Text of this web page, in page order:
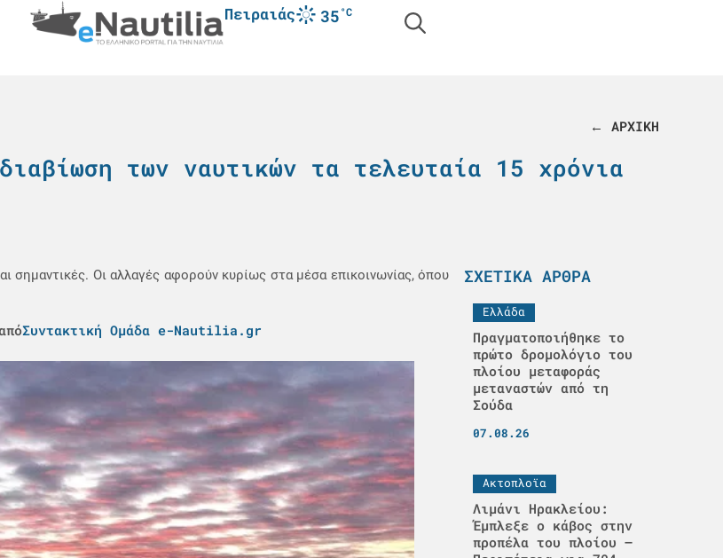
Πειραιάς 35°C
← ΑΡΧΙΚΗ
των ναυτικών τα τελευταία 15 χρόνια
σημαντικές. Οι αλλαγές αφορούν κυρίως στα μέσα επικοινωνίας, όπου
Συντακτική Ομάδα e-Nautilia.gr
ΣΧΕΤΙΚΆ ΆΡΘΡΑ
Ελλάδα
Πραγματοποιήθηκε το
πρώτο δρομολόγιο του
πλοίου μεταφοράς
μεταναστών από τη
Σούδα
07.08.26
Ακτοπλοϊα
Λιμάνι Ηρακλείου:
Έμπλεξε ο κάβος στην
προπέλα του πλοίου –